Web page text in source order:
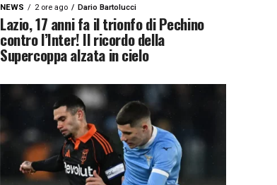
NEWS 2 ore ago Dario Bartolucci
Lazio, 17 anni fa il trionfo di Pechino
contro l’Inter! Il ricordo della
Supercoppa alzata in cielo